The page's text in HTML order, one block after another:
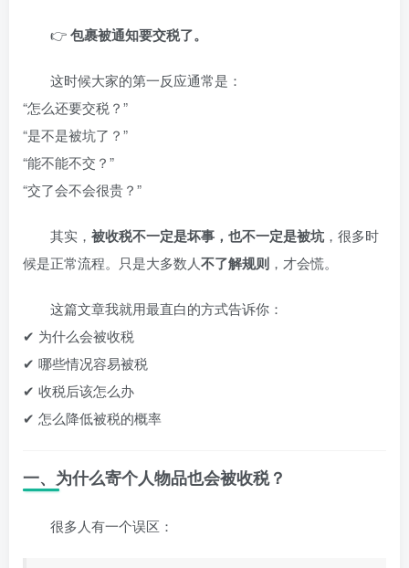
👉包裹被通知要交税了。
这时候大家的第一反应通常是：
“怎么还要交税？”
“是不是被坑了？”
“能不能不交？”
“交了会不会很贵？”
其实， 被收税不一定是坏事，也不一定是被坑，很多时
候是正常流程。只是大多数人不了解规则 ，才会慌。
这篇文章我就用最直白的方式告诉你：
✔ 为什么会被收税
✔ 哪些情况容易被税
✔ 收税后该怎么办
✔ 怎么降低被税的概率
一、为什么寄个人物品也会被收税？
很多人有一个误区：